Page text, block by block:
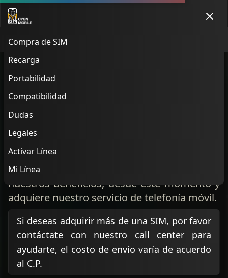
Vincula tu línea esta mañana y mantén tu cuenta lista.
Compra de SIM
Recarga
Portabilidad
Compatibilidad
Dudas
Legales
Activar Línea
Mi Línea
Adquiere tu SIM
con nosotros
aquí
En esta sección podrás adquirir tu SIM con la
recarga de tu preferencia, disfruta de todos
nuestros beneficios, desde este momento y
adquiere nuestro servicio de telefonía móvil.
Si deseas adquirir más de una SIM, por favor
contáctate con nuestro call center para
ayudarte, el costo de envío varía de acuerdo
al C.P.